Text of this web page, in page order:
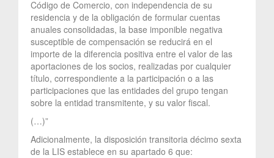
Código de Comercio, con independencia de su
residencia y de la obligación de formular cuentas
anuales consolidadas, la base imponible negativa
susceptible de compensación se reducirá en el
importe de la diferencia positiva entre el valor de las
aportaciones de los socios, realizadas por cualquier
título, correspondiente a la participación o a las
participaciones que las entidades del grupo tengan
sobre la entidad transmitente, y su valor fiscal.
(…)”
Adicionalmente, la disposición transitoria décimo sexta
de la LIS establece en su apartado 6 que: